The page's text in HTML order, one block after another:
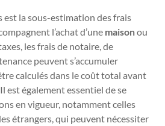
est la sous-estimation des frais
l’achat d’une maisonou
taxes, les frais de notaire, de
peuvent s’accumuler
calculés dans le coût total avant
est également essentiel de se
en vigueur, notamment celles
étrangers, qui peuvent nécessiter